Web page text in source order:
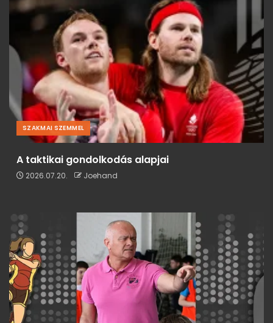
SZAKMAI SZEMMEL
A taktikai gondolkodás alapjai
2026.07.20. Joehand